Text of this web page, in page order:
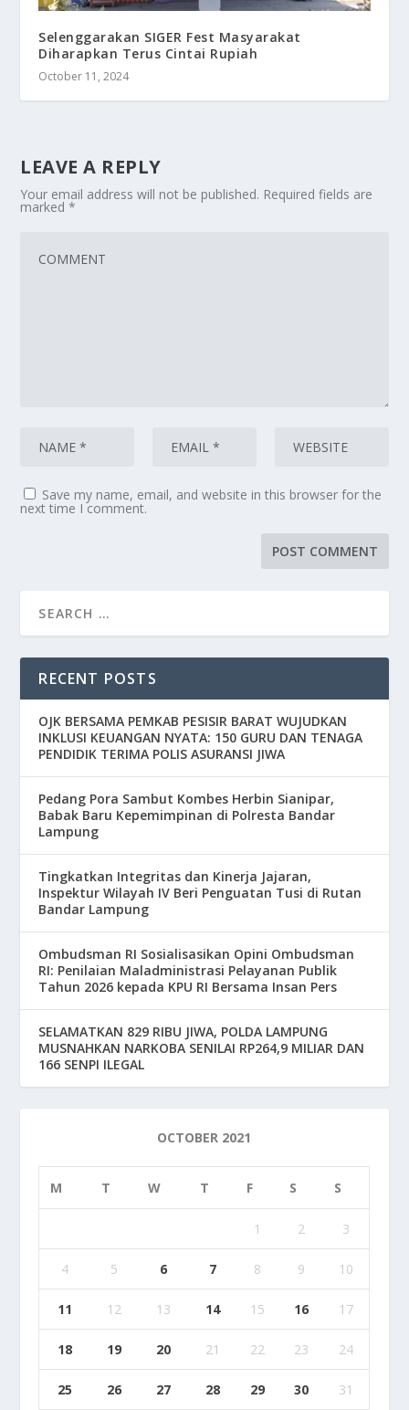
Selenggarakan SIGER Fest Masyarakat
Diharapkan Terus Cintai Rupiah
October 11, 2024
LEAVE A REPLY
Your email address will not be published. Required fields are
marked*
Save my name, email, and website in this browser for the
next time I comment.
RECENT POSTS
OJK BERSAMA PEMKAB PESISIR BARAT WUJUDKAN
INKLUSI KEUANGAN NYATA: 150 GURU DAN TENAGA
PENDIDIK TERIMA POLIS ASURANSI JIWA
Pedang Pora Sambut Kombes Herbin Sianipar,
Babak Baru Kepemimpinan di Polresta Bandar
Lampung
Tingkatkan Integritas dan Kinerja Jajaran,
Inspektur Wilayah IV Beri Penguatan Tusi di Rutan
Bandar Lampung
Ombudsman RI Sosialisasikan Opini Ombudsman
RI: Penilaian Maladministrasi Pelayanan Publik
Tahun 2026 kepada KPU RI Bersama Insan Pers
SELAMATKAN 829 RIBU JIWA, POLDA LAMPUNG
MUSNAHKAN NARKOBA SENILAI RP264,9 MILIAR DAN
166 SENPI ILEGAL
OCTOBER 2021
M T W T F S S
1 2 3
4 5 6 7 8 9 10
11 12 13 14 15 16 17
18 19 20 21 22 23 24
25 26 27 28 29 30
31